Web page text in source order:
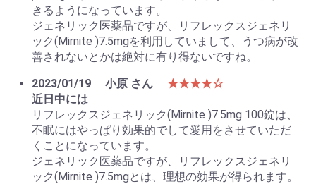
きるようになっています。
ジェネリック医薬品ですが、リフレックスジェネリ
ック(Mirnite )7.5mgを利用していまして、うつ病が改
善されないとかは絶対に有り得ないですね。
2023/01/19
小原 さん
★★★★☆
近日中には
リフレックスジェネリック(Mirnite )7.5mg 100錠は、
不眠にはやっぱり効果的でして愛用をさせていただ
くことになっています。
ジェネリック医薬品ですが、リフレックスジェネリ
ック(Mirnite )7.5mgとは、理想の効果が得られます。